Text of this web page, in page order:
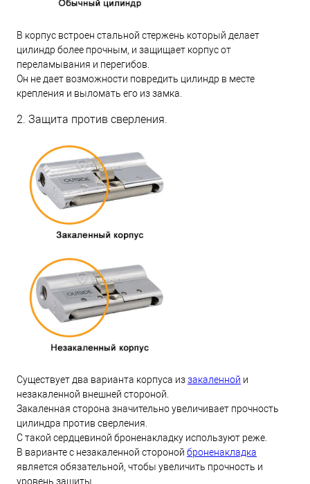
В корпус встроен стальной стержень который делает
цилиндр более прочным, и защищает корпус от
переламывания и перегибов.
Он не дает возможности повредить цилиндр в месте
крепления и выломать его из замка.
2. Защита против сверления.
Существует два варианта корпуса иззакаленной и
незакаленной внешней стороной.
Закаленная сторона значительно увеличивает прочность
цилиндра против сверления.
С такой сердцевиной броненакладку используют реже.
В варианте с незакаленной стороной броненакладка
является обязательной, чтобы увеличить прочность и
уровень защиты.